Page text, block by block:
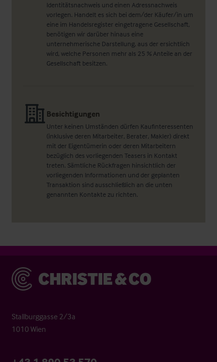
Identitätsnachweis und einen Adressnachweis
vorlegen. Handelt es sich bei dem/der Käufer/in um
eine im Handelsregister eingetragene Gesellschaft,
benötigen wir darüber hinaus eine
unternehmerische Darstellung, aus der ersichtlich
wird, welche Personen mehr als 25 % Anteile an der
Gesellschaft besitzen.
Besichtigungen
Unter keinen Umständen dürfen Kaufinteressenten
(inklusive deren Mitarbeiter, Berater, Makler) direkt
mit der Eigentümerin oder deren Mitarbeitern
bezüglich des vorliegenden Teasers in Kontakt
treten. Sämtliche Rückfragen hinsichtlich der
vorliegenden Informationen und der geplanten
Transaktion sind ausschließlich an die unten
genannten Kontakte zu richten.
Christie & Co
Stallburggasse 2/3a
1010 Wien